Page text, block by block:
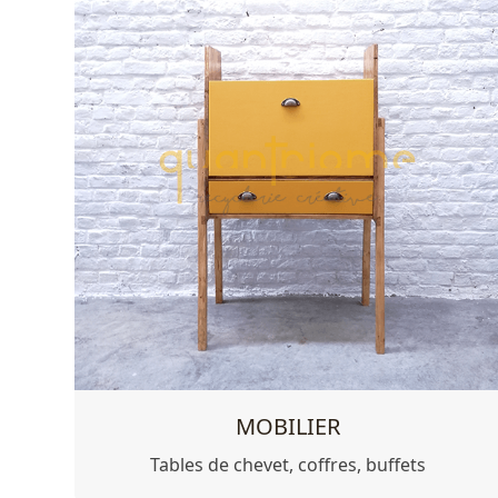
MOBILIER
Tables de chevet, coffres, buffets